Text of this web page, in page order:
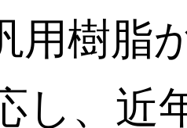
用樹脂
し、近